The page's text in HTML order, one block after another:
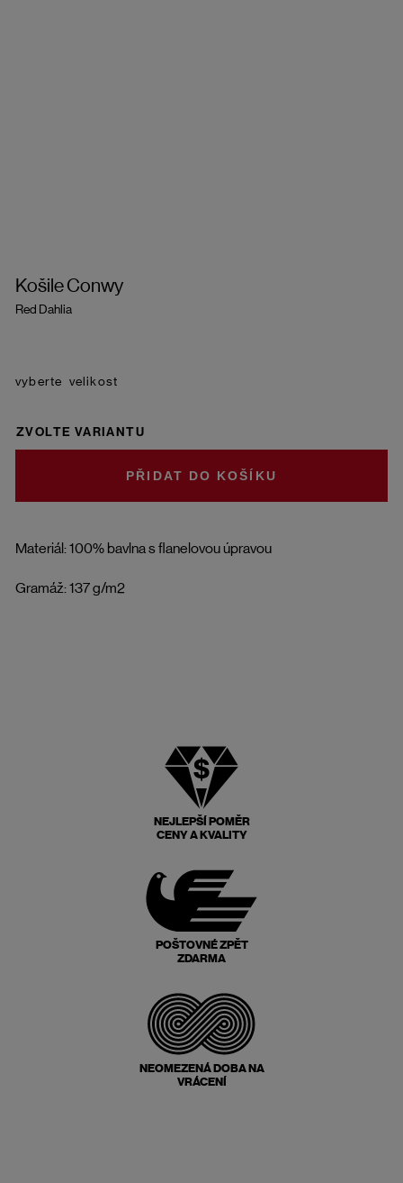
Košile Conwy
Red Dahlia
Materiál: 100% bavlna s flanelovou úpravou
Gramáž: 137 g/m2
velikost
ZVOLTE VARIANTU
DO KOŠÍKU
NEJLEPŠÍ POMĚR
CENY A KVALITY
POŠTOVNÉ ZPĚT
ZDARMA
NEOMEZENÁ DOBA NA
VRÁCENÍ